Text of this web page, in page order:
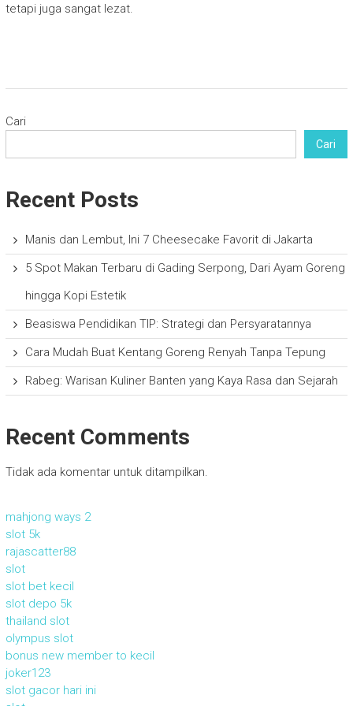
tetapi juga sangat lezat.
Cari
Cari
Recent Posts
Manis dan Lembut, Ini 7 Cheesecake Favorit di Jakarta
5 Spot Makan Terbaru di Gading Serpong, Dari Ayam Goreng
hingga Kopi Estetik
Beasiswa Pendidikan TIP: Strategi dan Persyaratannya
Cara Mudah Buat Kentang Goreng Renyah Tanpa Tepung
Rabeg: Warisan Kuliner Banten yang Kaya Rasa dan Sejarah
Recent Comments
Tidak ada komentar untuk ditampilkan.
mahjong ways 2
slot 5k
rajascatter88
slot
slot bet kecil
slot depo 5k
thailand slot
olympus slot
bonus new member to kecil
joker123
slot gacor hari ini